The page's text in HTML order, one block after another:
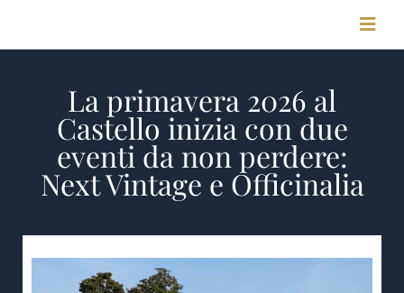
STORIA
FOTO & VIDEO
La primavera 2026 al
Castello inizia con due
eventi da non perdere:
Next Vintage e Officinalia